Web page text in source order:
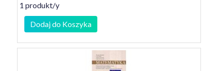
1 produkt/y
Dodaj do Koszyka